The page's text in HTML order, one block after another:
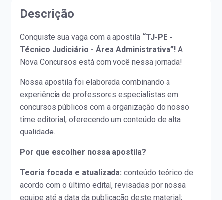
Descrição
Conquiste sua vaga com a apostila “TJ-PE -
Técnico Judiciário - Área Administrativa”! A
Nova Concursos está com você nessa jornada!
Nossa apostila foi elaborada combinando a
experiência de professores especialistas em
concursos públicos com a organização do nosso
time editorial, oferecendo um conteúdo de alta
qualidade.
Por que escolher nossa apostila?
Teoria focada e atualizada: conteúdo teórico de
acordo com o último edital, revisadas por nossa
equipe até a data da publicação deste material;